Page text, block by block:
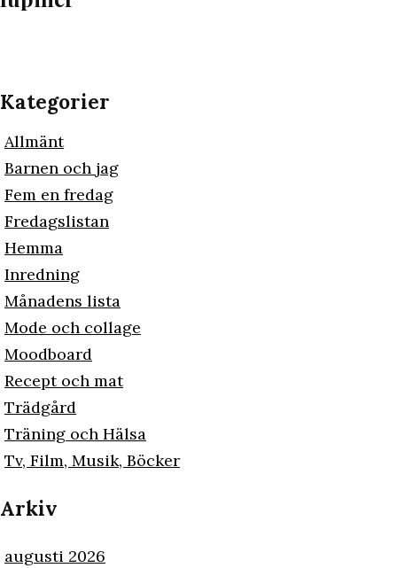
Kategorier
Allmänt
Barnen och jag
Fem en fredag
Fredagslistan
Hemma
Inredning
Månadens lista
Mode och collage
Moodboard
Recept och mat
Trädgård
Träning och Hälsa
Tv, Film, Musik, Böcker
Arkiv
augusti 2026